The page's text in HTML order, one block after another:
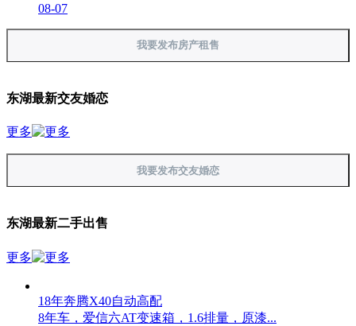
08-07
我要发布房产租售
东湖最新交友婚恋
更多
我要发布交友婚恋
东湖最新二手出售
更多
18年奔腾X40自动高配
8年车，爱信六AT变速箱，1.6排量，原漆...